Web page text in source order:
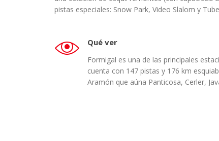
pistas especiales: Snow Park, Video Slalom y
Qué ver
Formigal es una de las principales
cuenta con 147 pistas y 176 km
Aramón que aúna Panticosa, Cerler,